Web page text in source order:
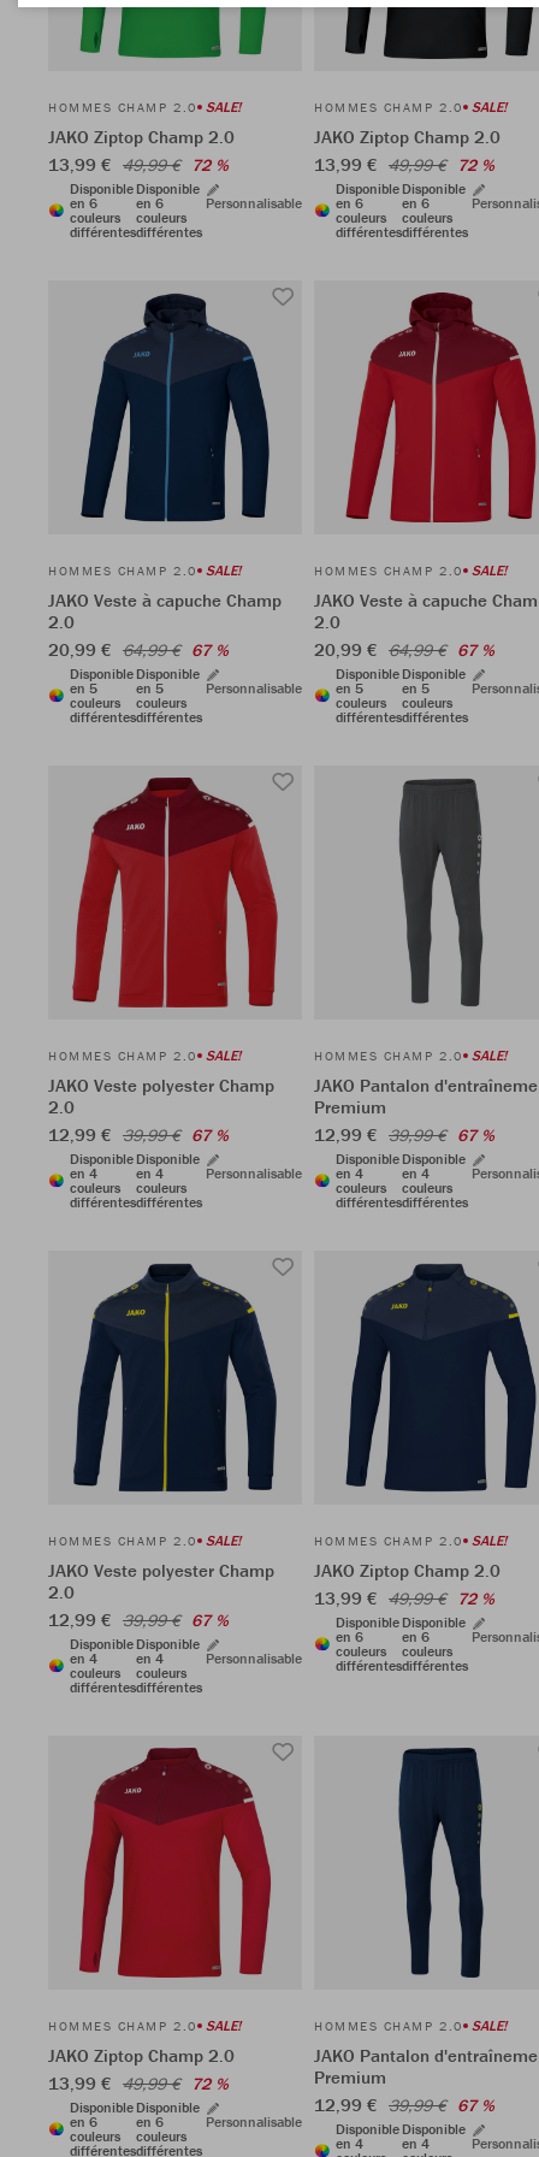
HOMMES CHAMP 2.0 SALE!
JAKO Ziptop Champ 2.0
13,99 € 49,99 € 72 %
Disponible
en 6
couleurs
différentes
Disponible
en 6
couleurs
différentes
Personnalisable
HOMMES CHAMP 2.0 SALE!
JAKO Ziptop Champ 2.0
13,99 € 49,99 € 72 %
Disponible
en 6
couleurs
différentes
Disponible
en 6
couleurs
différentes
HOMMES CHAMP 2.0 SALE!
JAKO Veste à capuche Champ
2.0
20,99 € 64,99 € 67 %
Disponible
en 5
couleurs
différentes
Disponible
en 5
couleurs
différentes
Personnalisable
HOMMES CHAMP 2.0 SALE!
JAKO Veste à capuche
2.0
20,99 € 64,99 € 67 %
Disponible
en 5
couleurs
différentes
Disponible
en 5
couleurs
différentes
HOMMES CHAMP 2.0 SALE!
JAKO Veste polyester Champ
2.0
12,99 € 39,99 € 67 %
Disponible
en 4
couleurs
différentes
Disponible
en 4
couleurs
différentes
Personnalisable
HOMMES CHAMP 2.0 SALE!
JAKO Pantalon
Premium
12,99 € 39,99 € 67 %
Disponible
en 4
couleurs
différentes
Disponible
en 4
couleurs
différentes
HOMMES CHAMP 2.0 SALE!
JAKO Veste polyester Champ
2.0
12,99 € 39,99 € 67 %
Disponible
en 4
couleurs
différentes
Disponible
en 4
couleurs
différentes
Personnalisable
HOMMES CHAMP 2.0 SALE!
JAKO Ziptop Champ 2.0
13,99 € 49,99 € 72 %
Disponible
en 6
couleurs
différentes
Disponible
en 6
couleurs
différentes
HOMMES CHAMP 2.0 SALE!
JAKO Ziptop Champ 2.0
13,99 € 49,99 € 72 %
Disponible
en 6
couleurs
différentes
Disponible
en 6
couleurs
différentes
Personnalisable
HOMMES CHAMP 2.0 SALE!
JAKO Pantalon
Premium
12,99 € 39,99 € 67 %
Disponible
en 4
Disponible
en 4